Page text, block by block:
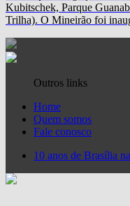
Kubitschek, Parque
Trilha). O Mineirão foi
Outros links
Home
Quem somos
Fale conosco
10 anos de Brasília